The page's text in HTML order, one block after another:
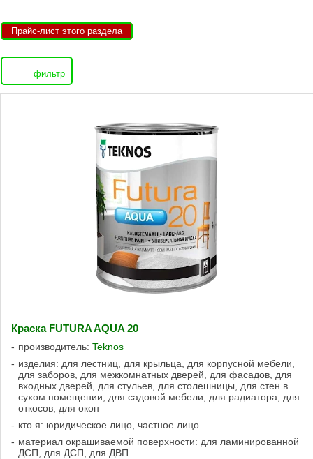
Прайс-лист этого раздела
фильтр
Краска FUTURA AQUA 20
производитель: Teknos
изделия: для лестниц, для крыльца, для корпусной мебели,
для заборов, для межкомнатных дверей, для фасадов, для
входных дверей, для стульев, для столешницы, для стен в
сухом помещении, для садовой мебели, для радиатора, для
откосов, для окон
кто я: юридическое лицо, частное лицо
материал окрашиваемой поверхности: для ламинированной
ДСП, для ДСП, для ДВП